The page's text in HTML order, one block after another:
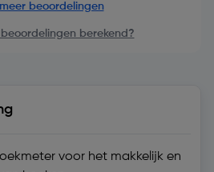
beoordelingen
berekend?
voor het makkelijk en